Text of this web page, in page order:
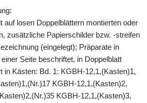
auf losen Doppelblättern montierten oder
zusätzliche Papierschilder bzw. -streifen
(eingelegt); Präparate in
Seite beschriftet, in Doppelblatt
in Kästen: Bd. 1: KGBH-12,1,(Kasten)1,
KGBH-12,1,(Kasten)2,
KGBH-12,1,(Kasten)3,